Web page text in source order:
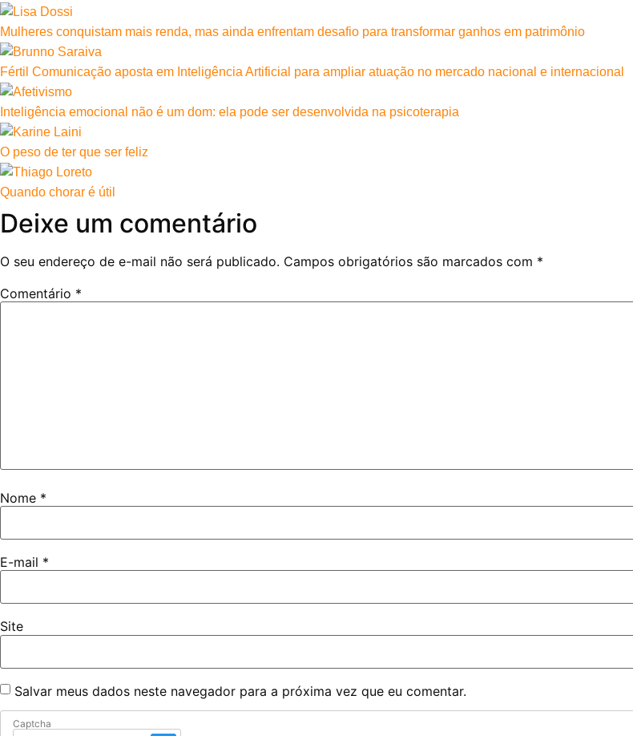
Mulheres conquistam mais renda, mas ainda enfrentam desafio para transformar ganhos em patrimônio
Fértil Comunicação aposta em Inteligência Artificial para ampliar atuação no mercado nacional e internacional
Inteligência emocional não é um dom: ela pode ser desenvolvida na psicoterapia
O peso de ter que ser feliz
Quando chorar é útil
Deixe um comentário
O seu endereço de e-mail não será publicado. Campos obrigatórios são marcados com *
Comentário *
Nome *
E-mail *
Site
Salvar meus dados neste navegador para a próxima vez que eu comentar.
Captcha